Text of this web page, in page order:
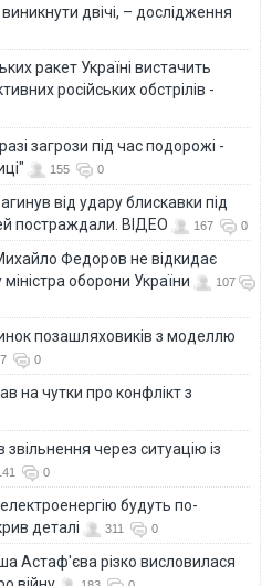
двічі, – дослідження
ракет Україні вистачить
російських обстрілів -
загрози під час подорожі -
155 0
від удару блискавки під
постраждали. ВІДЕО
167 0
Федоров не відкидає
оборони України
107
позашляховиків з моделлю
0
на чутки про конфлікт з
через ситуацію із
0
будуть по-
деталі
311 0
Астаф'єва різко висловилася